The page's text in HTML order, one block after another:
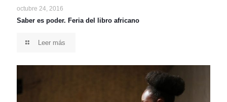
octubre 24, 2016
Saber es poder. Feria del libro africano
Leer más